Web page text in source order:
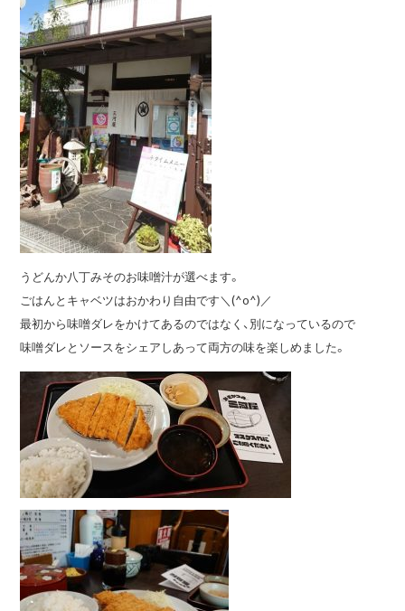
うどんか八丁みそのお味噌汁が選べます。
ごはんとキャベツはおかわり自由です＼(^o^)／
最初から味噌ダレをかけてあるのではなく、別になっているので
味噌ダレとソースをシェアしあって両方の味を楽しめました。